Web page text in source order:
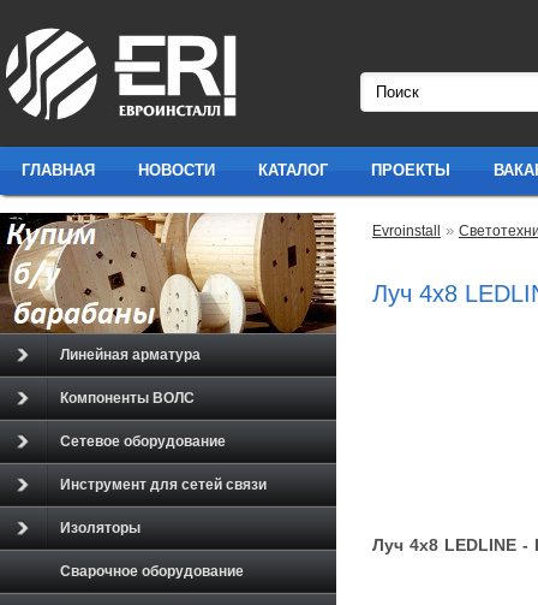
ГЛАВНАЯ НОВОСТИ КАТАЛОГ ПРОЕКТЫ
Evroinstall »
Луч 4х8
Луч 4х8 LEDLINE
Линейная арматура
Компоненты ВОЛС
Сетевое оборудование
Инструмент для сетей связи
Изоляторы
Сварочное оборудование